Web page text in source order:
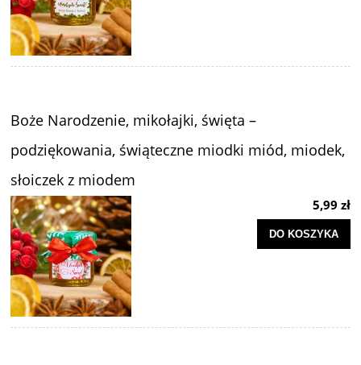
Boże Narodzenie, mikołajki, święta –
podziękowania, świąteczne miodki miód, miodek,
słoiczek z miodem
5,99 zł
DO KOSZYKA